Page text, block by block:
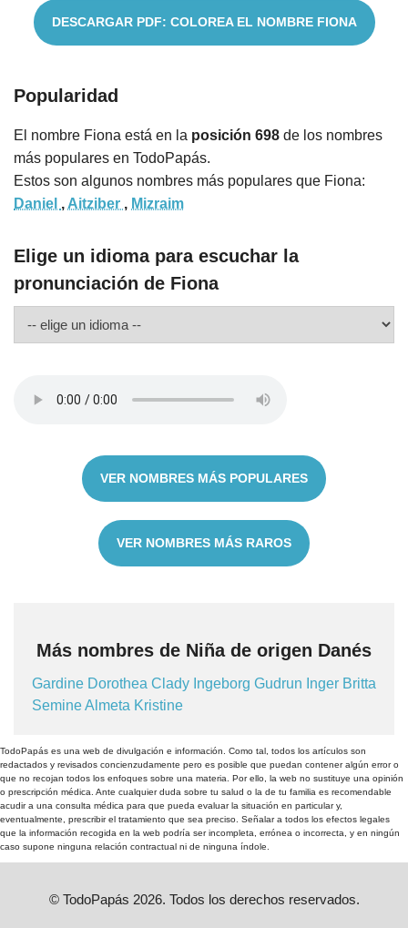
DESCARGAR PDF: COLOREA EL NOMBRE FIONA
Popularidad
El nombre Fiona está en la posición 698 de los nombres
más populares en TodoPapás.
Estos son algunos nombres más populares que Fiona:
Daniel , Aitziber , Mizraim
Elige un idioma para escuchar la
pronunciación de Fiona
VER NOMBRES MÁS POPULARES
VER NOMBRES MÁS RAROS
Más nombres de Niña de origen Danés
Gardine Dorothea Clady Ingeborg Gudrun Inger Britta
SemineAlmeta Kristine
TodoPapás es una web de divulgación e información. Como tal, todos los artículos son
redactados y revisados concienzudamente pero es posible que puedan contener algún error o
que no recojan todos los enfoques sobre una materia. Por ello, la web no sustituye una opinión
o prescripción médica. Ante cualquier duda sobre tu salud o la de tu familia es recomendable
acudir a una consulta médica para que pueda evaluar la situación en particular y,
eventualmente, prescribir el tratamiento que sea preciso. Señalar a todos los efectos legales
que la información recogida en la web podría ser incompleta, errónea o incorrecta, y en ningún
caso supone ninguna relación contractual ni de ninguna índole.
© TodoPapás 2026. Todos los derechos reservados.